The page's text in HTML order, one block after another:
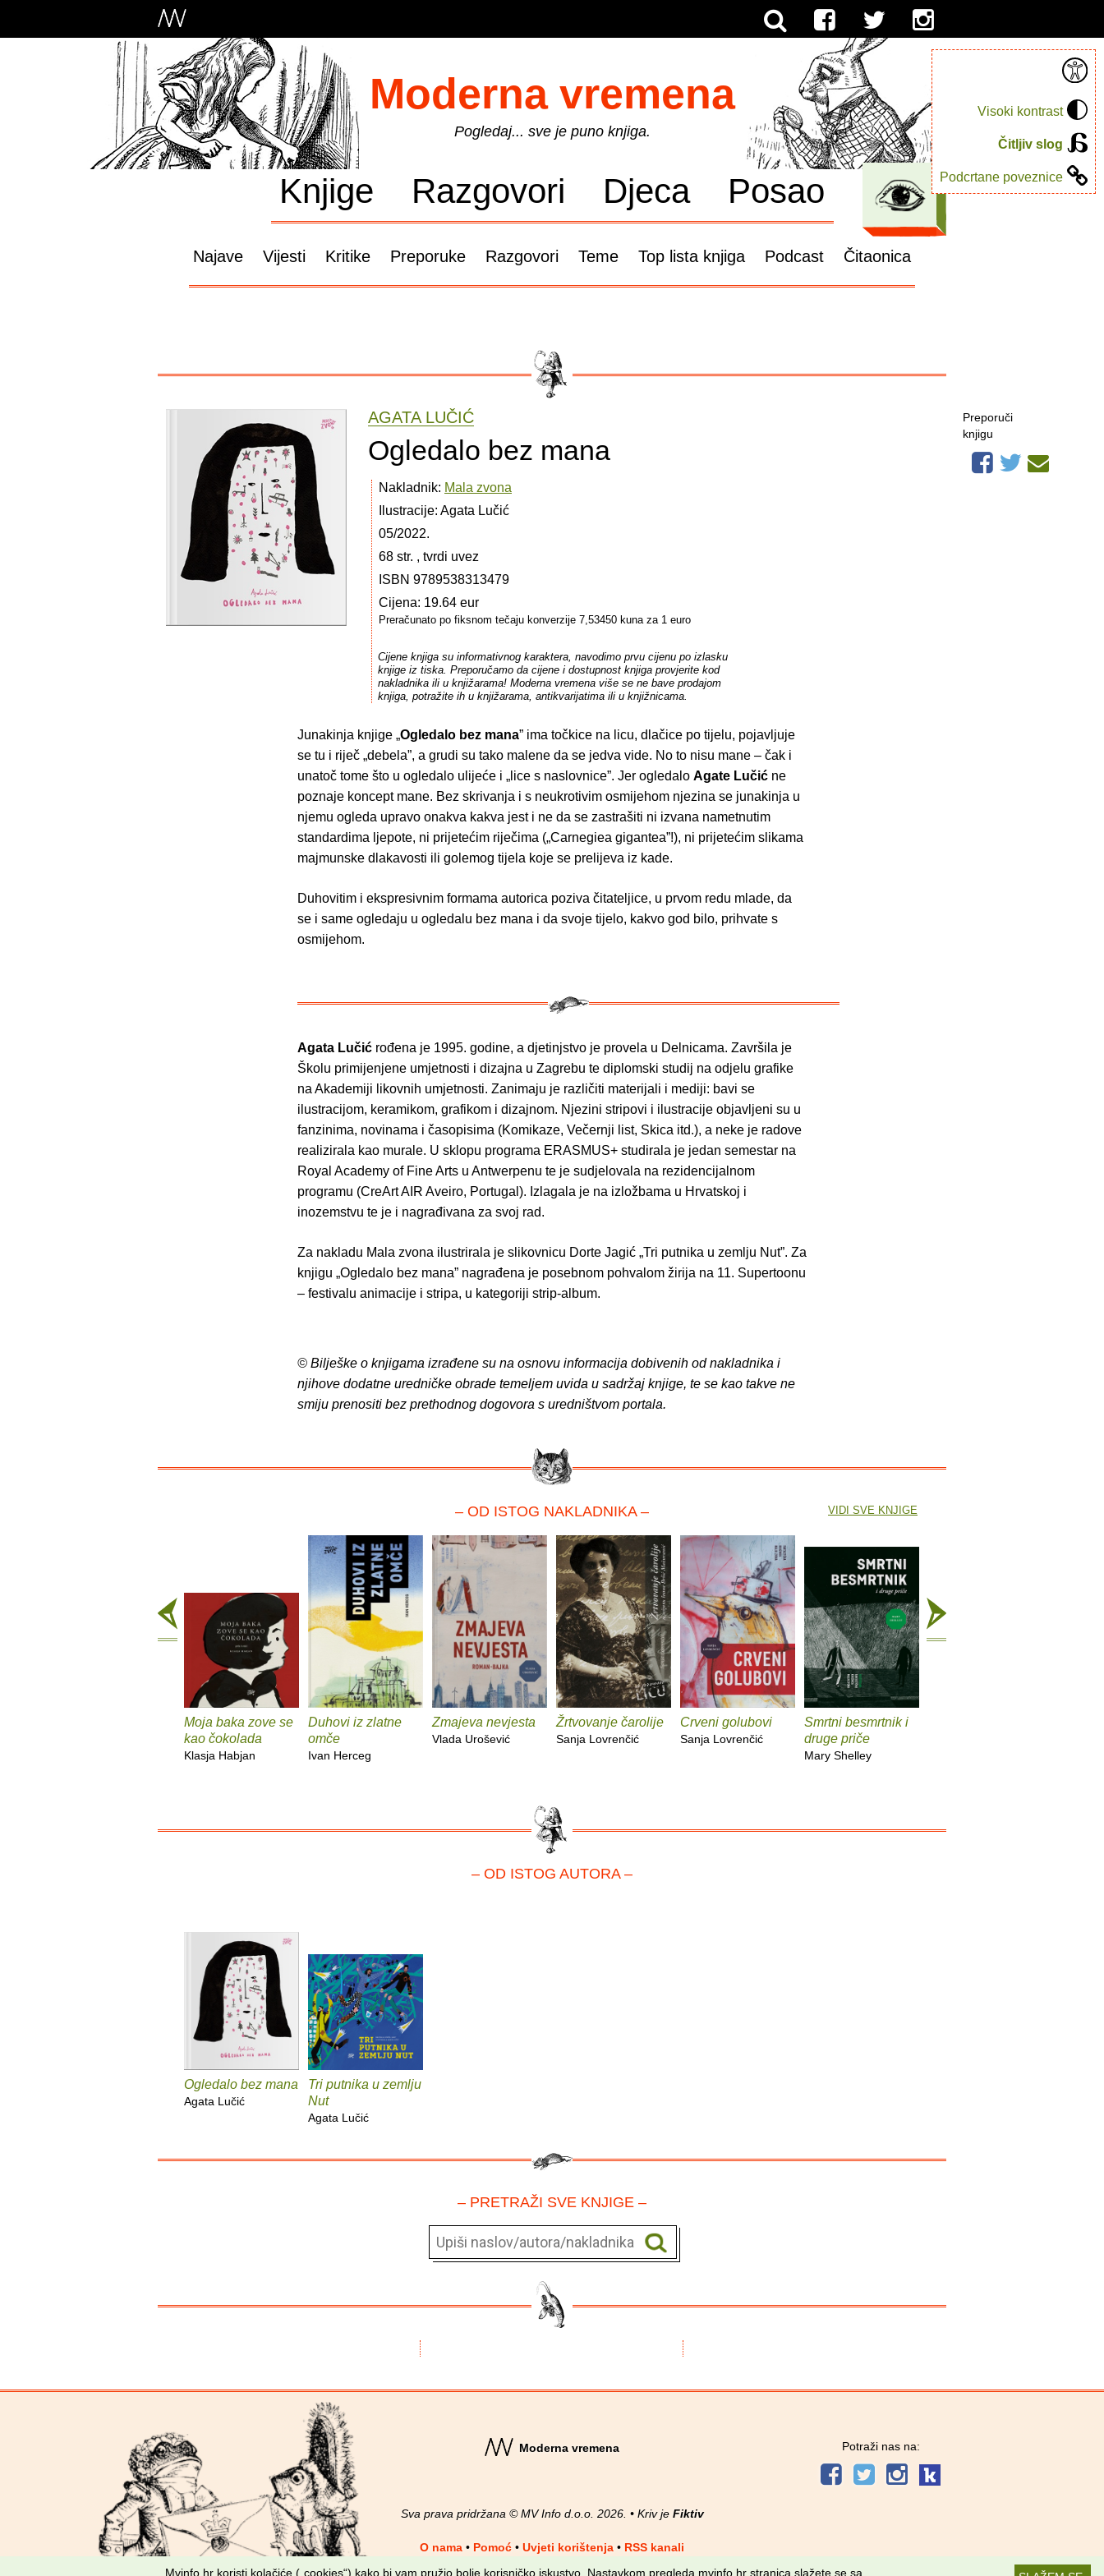
Visoki kontrast
Čitljiv slog
Podcrtane poveznice
Moderna vremena
Pogledaj... sve je puno knjiga.
Knjige Razgovori Djeca Posao
Najave Vijesti Kritike Preporuke Razgovori Teme Top lista knjiga Podcast Čitaonica
AGATA LUČIĆ
Ogledalo bez mana
Nakladnik: Mala zvona
Ilustracije: Agata Lučić
05/2022.
68 str. , tvrdi uvez
ISBN 9789538313479
Cijena: 19.64 eur
Preračunato po fiksnom tečaju konverzije 7,53450 kuna za 1 euro
Cijene knjiga su informativnog karaktera, navodimo prvu cijenu po izlasku
knjige iz tiska. Preporučamo da cijene i dostupnost knjiga provjerite kod
nakladnika ili u knjižarama! Moderna vremena više se ne bave prodajom
knjiga, potražite ih u knjižarama, antikvarijatima ili u knjižnicama.
Junakinja knjige „Ogledalo bez mana” ima točkice na licu, dlačice po tijelu, pojavljuje
se tu i riječ „debela”, a grudi su tako malene da se jedva vide. No to nisu mane – čak i
unatoč tome što u ogledalo ulijeće i „lice s naslovnice”. Jer ogledalo Agate Lučić ne
poznaje koncept mane. Bez skrivanja i s neukrotivim osmijehom njezina se junakinja u
njemu ogleda upravo onakva kakva jest i ne da se zastrašiti ni izvana nametnutim
standardima ljepote, ni prijetećim riječima („Carnegiea gigantea”!), ni prijetećim slikama
majmunske dlakavosti ili golemog tijela koje se prelijeva iz kade.
Duhovitim i ekspresivnim formama autorica poziva čitateljice, u prvom redu mlade, da
se i same ogledaju u ogledalu bez mana i da svoje tijelo, kakvo god bilo, prihvate s
osmijehom.
Agata Lučić rođena je 1995. godine, a djetinjstvo je provela u Delnicama. Završila je
Školu primijenjene umjetnosti i dizajna u Zagrebu te diplomski studij na odjelu grafike
na Akademiji likovnih umjetnosti. Zanimaju je različiti materijali i mediji: bavi se
ilustracijom, keramikom, grafikom i dizajnom. Njezini stripovi i ilustracije objavljeni su u
fanzinima, novinama i časopisima (Komikaze, Večernji list, Skica itd.), a neke je radove
realizirala kao murale. U sklopu programa ERASMUS+ studirala je jedan semestar na
Royal Academy of Fine Arts u Antwerpenu te je sudjelovala na rezidencijalnom
programu (CreArt AIR Aveiro, Portugal). Izlagala je na izložbama u Hrvatskoj i
inozemstvu te je i nagrađivana za svoj rad.
Za nakladu Mala zvona ilustrirala je slikovnicu Dorte Jagić „Tri putnika u zemlju Nut”. Za
knjigu „Ogledalo bez mana” nagrađena je posebnom pohvalom žirija na 11. Supertoonu
– festivalu animacije i stripa, u kategoriji strip-album.
© Bilješke o knjigama izrađene su na osnovu informacija dobivenih od nakladnika i
njihove dodatne uredničke obrade temeljem uvida u sadržaj knjige, te se kao takve ne
smiju prenositi bez prethodnog dogovora s uredništvom portala.
Preporuči
knjigu
– OD ISTOG NAKLADNIKA –
Moja baka zove se
kao čokolada
Klasja Habjan
Duhovi iz zlatne
omče
Ivan Herceg
Zmajeva nevjesta
Vlada Urošević
Žrtvovanje čarolije
Sanja Lovrenčić
Crveni golubovi
Sanja Lovrenčić
Smrtni besmrtnik i
druge priče
Mary Shelley
VIDI SVE KNJIGE
– OD ISTOG AUTORA –
Ogledalo bez mana
Agata Lučić
Tri putnika u zemlju
Nut
Agata Lučić
– PRETRAŽI SVE KNJIGE –
Moderna vremena
Sva prava pridržana © MV Info d.o.o. 2026. • Kriv je Fiktiv
O nama • Pomoć • Uvjeti korištenja • RSS kanali
Potraži nas na:
Mvinfo.hr koristi kolačiće („cookies“) kako bi vam pružio bolje korisničko iskustvo. Nastavkom pregleda mvinfo.hr stranica slažete se sa